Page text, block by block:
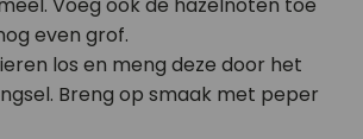
Voeg ook de hazelnoten toe
even grof.
los en meng deze door het
Breng op smaak met peper